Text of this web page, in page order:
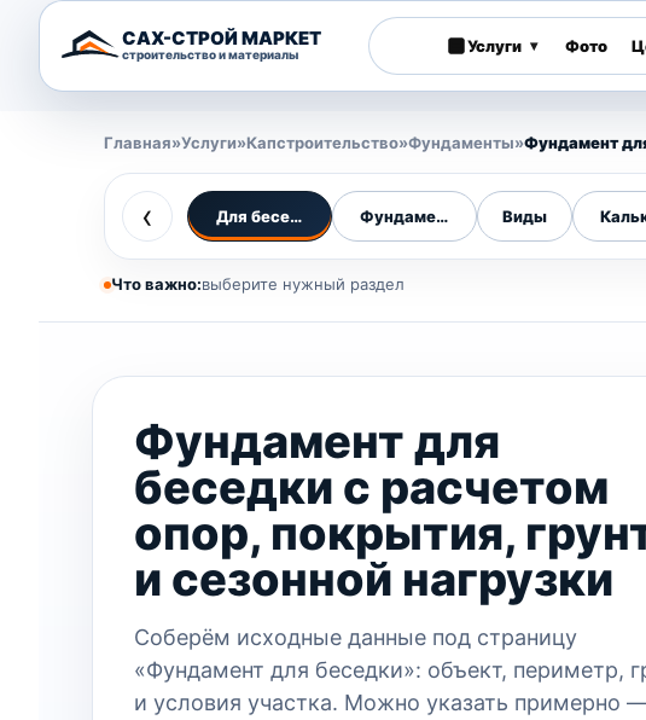
САХ-СТРОЙ МАРКЕТ
строительство и материалы Услуги ▾ Фото
Главная»Услуги»Капстроительство»Фундаменты»Фундамент
‹ Для беседки Фундаменты Виды
Что важно:выберите нужный раздел
Фундамент для
беседки с расчетом
опор, покрытия,
и сезонной нагрузки
Соберём исходные данные под страницу
«Фундамент для беседки»: объект, периметр,
и условия участка. Можно указать примерно